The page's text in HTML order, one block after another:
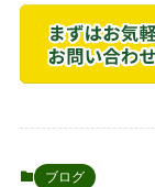
ブログ